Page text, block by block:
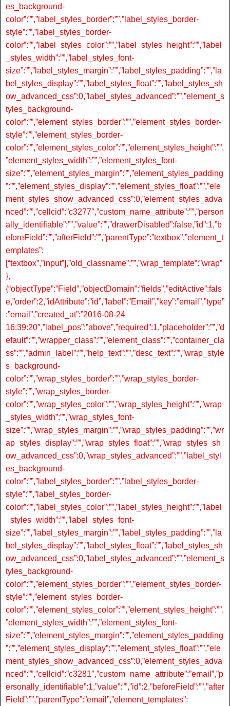
es_background-
color”:””,”label_styles_border”:””,”label_styles_border-
style”:””,”label_styles_border-
color”:””,”label_styles_color”:””,”label_styles_height”:””,”label
_styles_width”:””,”label_styles_font-
size”:””,”label_styles_margin”:””,”label_styles_padding”:””,”la
bel_styles_display”:””,”label_styles_float”:””,”label_styles_sh
ow_advanced_css”:0,”label_styles_advanced”:””,”element_s
tyles_background-
color”:””,”element_styles_border”:””,”element_styles_border-
style”:””,”element_styles_border-
color”:””,”element_styles_color”:””,”element_styles_height”:””,
”element_styles_width”:””,”element_styles_font-
size”:””,”element_styles_margin”:””,”element_styles_padding
”:””,”element_styles_display”:””,”element_styles_float”:””,”ele
ment_styles_show_advanced_css”:0,”element_styles_adva
nced”:””,”cellcid”:”c3277″,”custom_name_attribute”:””,”person
ally_identifiable”:””,”value”:””,”drawerDisabled”:false,”id”:1,”b
eforeField”:””,”afterField”:””,”parentType”:”textbox”,”element_t
emplates”:
[“textbox”,”input”],”old_classname”:””,”wrap_template”:”wrap”
},
{“objectType”:”Field”,”objectDomain”:”fields”,”editActive”:fals
e,”order”:2,”idAttribute”:”id”,”label”:”Email”,”key”:”email”,”type”
:”email”,”created_at”:”2016-08-24
16:39:20″,”label_pos”:”above”,”required”:1,”placeholder”:””,”d
efault”:””,”wrapper_class”:””,”element_class”:””,”container_cla
ss”:””,”admin_label”:””,”help_text”:””,”desc_text”:””,”wrap_style
s_background-
color”:””,”wrap_styles_border”:””,”wrap_styles_border-
style”:””,”wrap_styles_border-
color”:””,”wrap_styles_color”:””,”wrap_styles_height”:””,”wrap
_styles_width”:””,”wrap_styles_font-
size”:””,”wrap_styles_margin”:””,”wrap_styles_padding”:””,”wr
ap_styles_display”:””,”wrap_styles_float”:””,”wrap_styles_sh
ow_advanced_css”:0,”wrap_styles_advanced”:””,”label_styl
es_background-
color”:””,”label_styles_border”:””,”label_styles_border-
style”:””,”label_styles_border-
color”:””,”label_styles_color”:””,”label_styles_height”:””,”label
_styles_width”:””,”label_styles_font-
size”:””,”label_styles_margin”:””,”label_styles_padding”:””,”la
bel_styles_display”:””,”label_styles_float”:””,”label_styles_sh
ow_advanced_css”:0,”label_styles_advanced”:””,”element_s
tyles_background-
color”:””,”element_styles_border”:””,”element_styles_border-
style”:””,”element_styles_border-
color”:””,”element_styles_color”:””,”element_styles_height”:””,
”element_styles_width”:””,”element_styles_font-
size”:””,”element_styles_margin”:””,”element_styles_padding
”:””,”element_styles_display”:””,”element_styles_float”:””,”ele
ment_styles_show_advanced_css”:0,”element_styles_adva
nced”:””,”cellcid”:”c3281″,”custom_name_attribute”:”email”,”p
ersonally_identifiable”:1,”value”:””,”id”:2,”beforeField”:””,”after
Field”:””,”parentType”:”email”,”element_templates”: